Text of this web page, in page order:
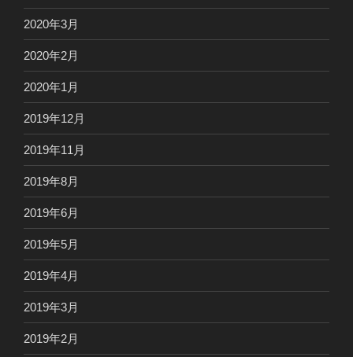
2020年3月
2020年2月
2020年1月
2019年12月
2019年11月
2019年8月
2019年6月
2019年5月
2019年4月
2019年3月
2019年2月